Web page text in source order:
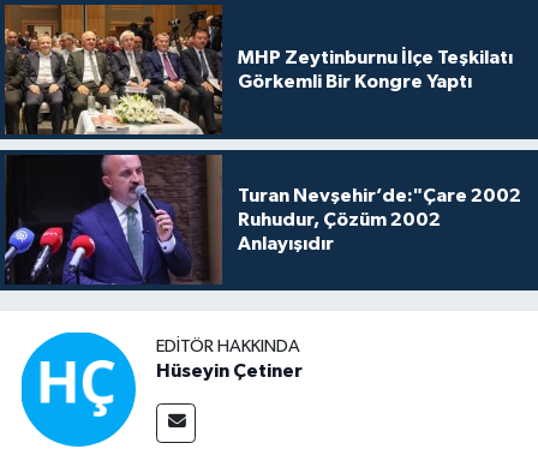
MHP Zeytinburnu İlçe Teşkilatı
Görkemli Bir Kongre Yaptı
Turan Nevşehir’de:"Çare 2002
Ruhudur, Çözüm 2002
Anlayışıdır
EDITÖR HAKKINDA
Hüseyin Çetiner